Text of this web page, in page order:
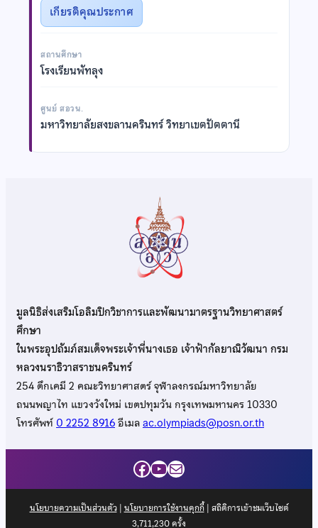
เกียรติคุณประกาศ
สถานศึกษา
โรงเรียนพัทลุง
ศูนย์ สอวน.
มหาวิทยาลัยสงขลานครินทร์ วิทยาเขตปัตตานี
มูลนิธิส่งเสริมโอลิมปิกวิชาการและพัฒนามาตรฐานวิทยาศาสตร์
ศึกษา
ในพระอุปถัมภ์สมเด็จพระเจ้าพี่นางเธอ เจ้าฟ้ากัลยาณิวัฒนา กรม
หลวงนราธิวาสราชนครินทร์
254 ตึกเคมี 2 คณะวิทยาศาสตร์ จุฬาลงกรณ์มหาวิทยาลัย
ถนนพญาไท แขวงวังใหม่ เขตปทุมวัน กรุงเทพมหานคร 10330
โทรศัพท์0 2252 8916อีเมลac.olympiads@posn.or.th
Facebook
YouTube
Mail
นโยบายความเป็นส่วนตัว| นโยบายการใช้งานคุกกี้| สถิติการเข้าชมเว็บไซต์
3,711,230ครั้ง